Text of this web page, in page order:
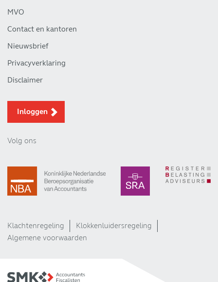
MVO
Contact en kantoren
Nieuwsbrief
Privacyverklaring
Disclaimer
Inloggen
Volg ons
Klachtenregeling
Klokkenluidersregeling
Algemene voorwaarden